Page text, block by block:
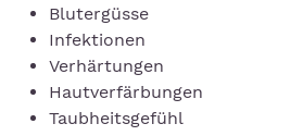
Blutergüsse
Infektionen
Verhärtungen
Hautverfärbungen
Taubheitsgefühl